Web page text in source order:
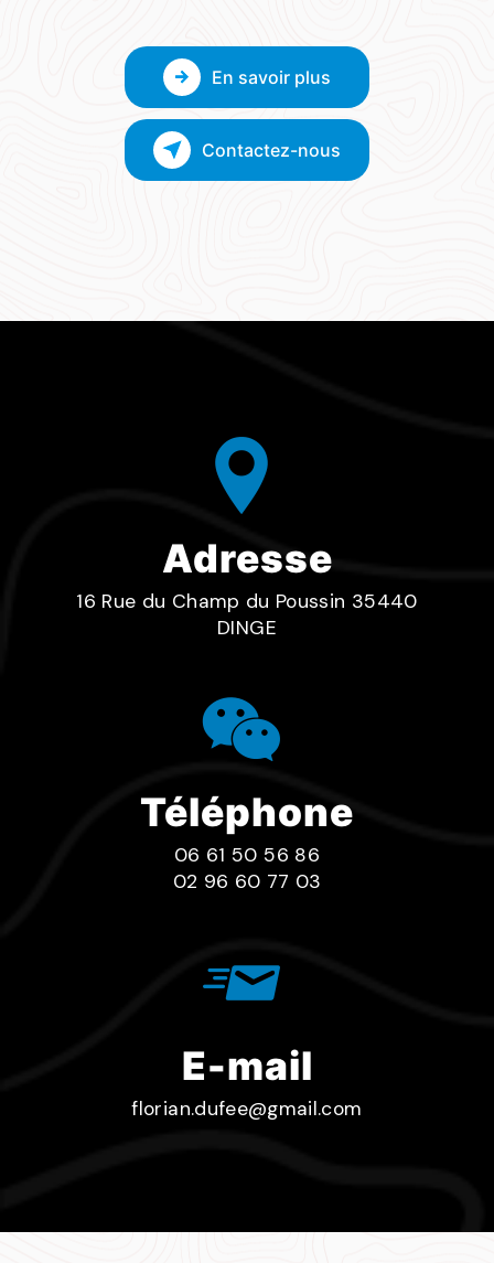
En savoir plus
Contactez-nous
Adresse
16 Rue du Champ du Poussin 35440
DINGE
Téléphone
06 61 50 56 86
02 96 60 77 03
E-mail
florian.dufee@gmail.com